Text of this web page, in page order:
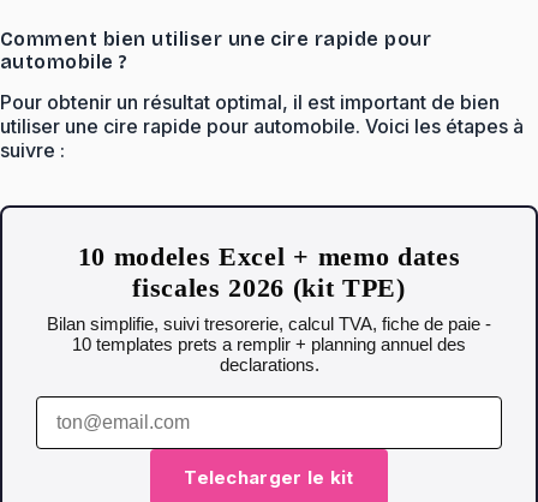
Comment bien utiliser une cire rapide pour
automobile ?
Pour obtenir un résultat optimal, il est important de bien
utiliser une cire rapide pour automobile. Voici les étapes à
suivre :
10 modeles Excel + memo dates
fiscales 2026 (kit TPE)
Bilan simplifie, suivi tresorerie, calcul TVA, fiche de paie -
10 templates prets a remplir + planning annuel des
declarations.
Telecharger le kit